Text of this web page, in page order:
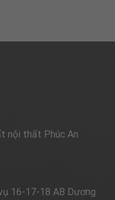
nội thất Phúc An
16-17-18 AB Dương